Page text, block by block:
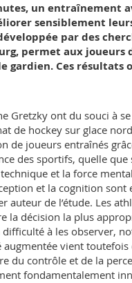
un entraînement
sensiblement
par des
permet aux
gardien. Ces résultats
Gretzky ont du souci à
de hockey sur glace
de joueurs entraînés
des sportifs, quelle
et la force
et la cognition sont
auteur de l’étude. Les
la décision la plus
à les observer,
vient toutefois
du contrôle et de la
fondamentalement